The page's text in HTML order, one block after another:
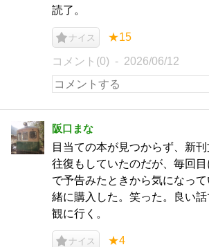
読了。
ナイス ★15
コメント(0) 2026/06/12
阪口まな
目当ての本が見つからず、新
往復もしていたのだが、毎回
で予告みたときから気になっ
緒に購入した。笑った。良い
観に行く。
ナイス ★4